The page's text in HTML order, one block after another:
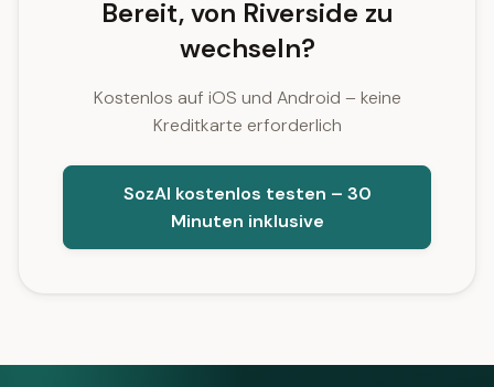
Bereit, von Riverside zu
wechseln?
Kostenlos auf iOS und Android – keine
Kreditkarte erforderlich
SozAI kostenlos testen – 30
Minuten inklusive